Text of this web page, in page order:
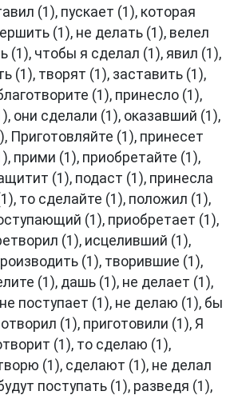
(1), пускает (1), которая
(1), не делать (1), велел
(1), чтобы я сделал (1), явил (1),
(1), творят (1), заставить (1),
(1), принесло (1),
они сделали (1), оказавший (1),
Приготовляйте (1), принесет
прими (1), приобретайте (1),
(1), подаст (1), принесла
то сделайте (1), положил (1),
(1), приобретает (1),
(1), исцеливший (1),
(1), творившие (1),
(1), дашь (1), не делает (1),
поступает (1), не делаю (1), бы
(1), приготовили (1), Я
(1), то сделаю (1),
(1), сделают (1), не делал
поступать (1), разведя (1),